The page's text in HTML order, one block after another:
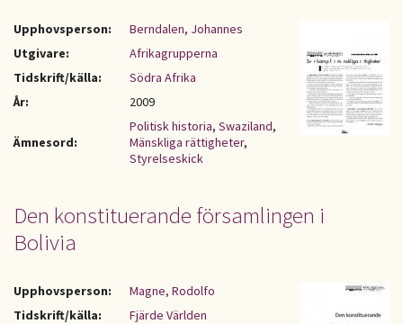
Upphovsperson:
Berndalen, Johannes
Utgivare:
Afrikagrupperna
Tidskrift/källa:
Södra Afrika
År:
2009
Ämnesord:
Politisk historia, Swaziland,
Mänskliga rättigheter,
Styrelseskick
Den konstituerande församlingen i
Bolivia
Upphovsperson:
Magne, Rodolfo
Tidskrift/källa:
Fjärde Världen